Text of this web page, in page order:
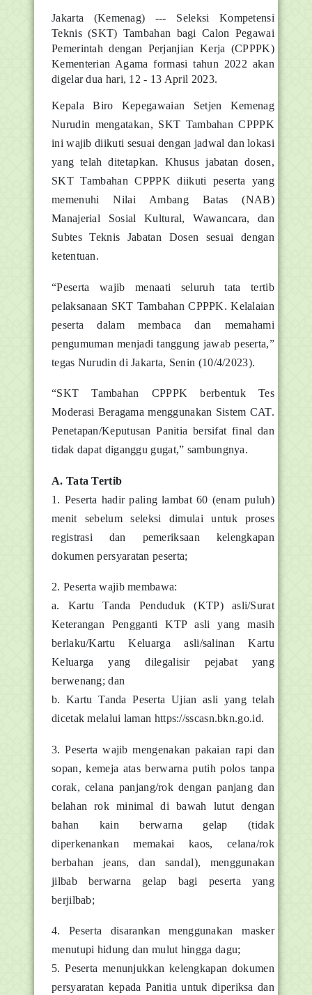
Jakarta (Kemenag) --- Seleksi Kompetensi
Teknis (SKT) Tambahan bagi Calon Pegawai
Pemerintah dengan Perjanjian Kerja (CPPPK)
Kementerian Agama formasi tahun 2022 akan
digelar dua hari, 12 - 13 April 2023.
Kepala Biro Kepegawaian Setjen Kemenag
Nurudin mengatakan, SKT Tambahan CPPPK
ini wajib diikuti sesuai dengan jadwal dan lokasi
yang telah ditetapkan. Khusus jabatan dosen,
SKT Tambahan CPPPK diikuti peserta yang
memenuhi Nilai Ambang Batas (NAB)
Manajerial Sosial Kultural, Wawancara, dan
Subtes Teknis Jabatan Dosen sesuai dengan
ketentuan.
“Peserta wajib menaati seluruh tata tertib
pelaksanaan SKT Tambahan CPPPK. Kelalaian
peserta dalam membaca dan memahami
pengumuman menjadi tanggung jawab peserta,”
tegas Nurudin di Jakarta, Senin (10/4/2023).
“SKT Tambahan CPPPK berbentuk Tes
Moderasi Beragama menggunakan Sistem CAT.
Penetapan/Keputusan Panitia bersifat final dan
tidak dapat diganggu gugat,” sambungnya.
A. Tata Tertib
1. Peserta hadir paling lambat 60 (enam puluh)
menit sebelum seleksi dimulai untuk proses
registrasi dan pemeriksaan kelengkapan
dokumen persyaratan peserta;
2. Peserta wajib membawa:
a. Kartu Tanda Penduduk (KTP) asli/Surat
Keterangan Pengganti KTP asli yang masih
berlaku/Kartu Keluarga asli/salinan Kartu
Keluarga yang dilegalisir pejabat yang
berwenang; dan
b. Kartu Tanda Peserta Ujian asli yang telah
dicetak melalui laman https://sscasn.bkn.go.id.
3. Peserta wajib mengenakan pakaian rapi dan
sopan, kemeja atas berwarna putih polos tanpa
corak, celana panjang/rok dengan panjang dan
belahan rok minimal di bawah lutut dengan
bahan kain berwarna gelap (tidak
diperkenankan memakai kaos, celana/rok
berbahan jeans, dan sandal), menggunakan
jilbab berwarna gelap bagi peserta yang
berjilbab;
4. Peserta disarankan menggunakan masker
menutupi hidung dan mulut hingga dagu;
5. Peserta menunjukkan kelengkapan dokumen
persyaratan kepada Panitia untuk diperiksa dan